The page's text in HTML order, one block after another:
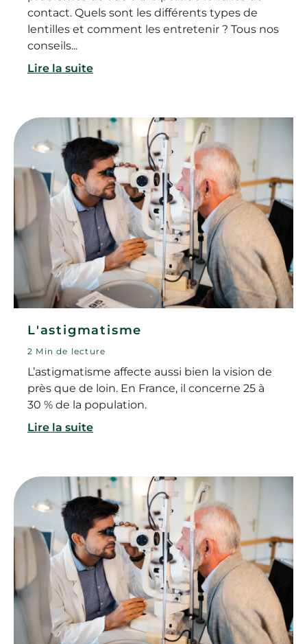
contact. Quels sont les différents types de
lentilles et comment les entretenir ? Tous nos
conseils...
Lire la suite
L'astigmatisme
2 Min de lecture
L’astigmatisme affecte aussi bien la vision de
près que de loin. En France, il concerne 25 à
30 % de la population.
Lire la suite